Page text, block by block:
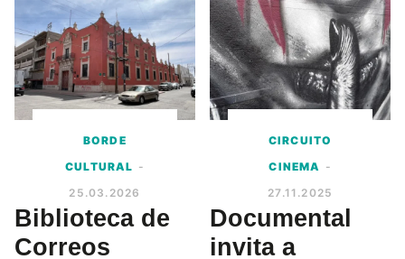
BORDE
CULTURAL -
25.03.2026
Biblioteca de
Correos
CIRCUITO
CINEMA -
27.11.2025
Documental
invita a